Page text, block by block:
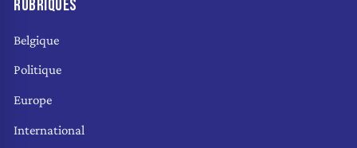
RUBRIQUES
Belgique
Politique
Europe
International